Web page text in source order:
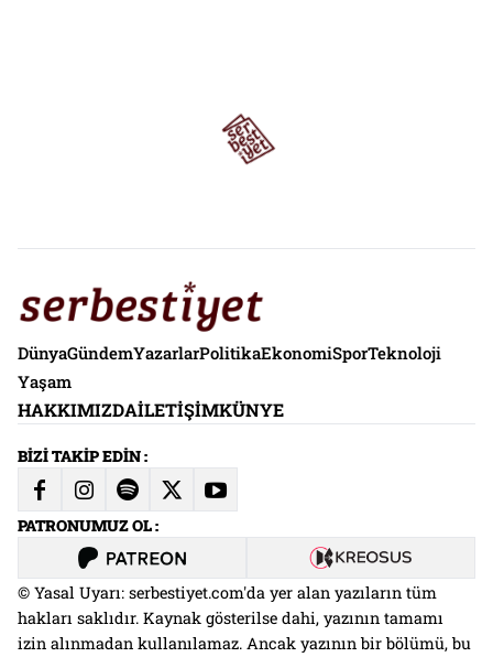
DünyaGündemYazarlarPolitikaEkonomiSporTeknoloji
Yaşam
HAKKIMIZDAİLETIŞIMKÜNYE
BİZİ TAKİP EDİN :
PATRONUMUZ OL :
© Yasal Uyarı: serbestiyet.com'da yer alan yazıların tüm
hakları saklıdır. Kaynak gösterilse dahi, yazının tamamı
izin alınmadan kullanılamaz. Ancak yazının bir bölümü, bu